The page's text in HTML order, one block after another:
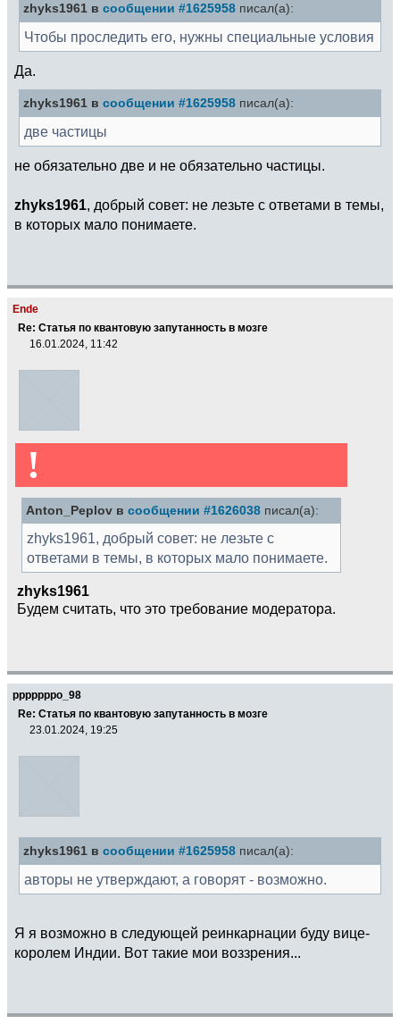
zhyks1961 в сообщении #1625958 писал(а):
Чтобы проследить его, нужны специальные условия
Да.
zhyks1961 в сообщении #1625958 писал(а):
две частицы
не обязательно две и не обязательно частицы.
zhyks1961, добрый совет: не лезьте с ответами в темы,
в которых мало понимаете.
Ende
Re: Статья по квантовую запутанность в мозге
16.01.2024, 11:42
!
Anton_Peplov в сообщении #1626038 писал(а):
zhyks1961, добрый совет: не лезьте с
ответами в темы, в которых мало понимаете.
zhyks1961
Будем считать, что это требование модератора.
pppppppo_98
Re: Статья по квантовую запутанность в мозге
23.01.2024, 19:25
zhyks1961 в сообщении #1625958 писал(а):
авторы не утверждают, а говорят - возможно.
Я я возможно в следующей реинкарнации буду вице-
королем Индии. Вот такие мои воззрения...